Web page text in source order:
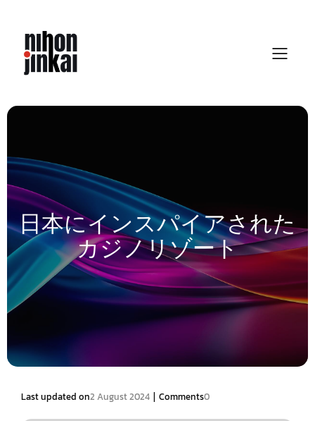
content
日本にインスパイアされた
カジノリゾート
Last updated on2 August 2024 | Comments0